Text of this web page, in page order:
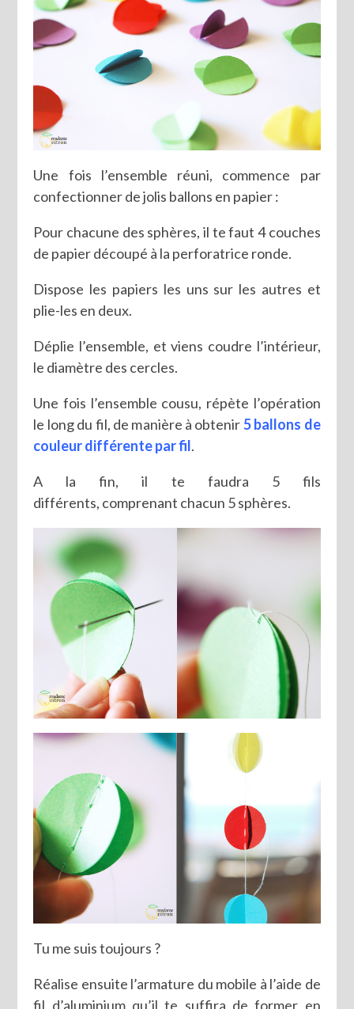
Une fois l’ensemble réuni, commence par
confectionner de jolis ballons en papier :
Pour chacune des sphères, il te faut 4 couches
de papier découpé à la perforatrice ronde.
Dispose les papiers les uns sur les autres et
plie-les en deux.
Déplie l’ensemble, et viens coudre l’intérieur,
le diamètre des cercles.
Une fois l’ensemble cousu, répète l’opération
le long du fil, de manière à obtenir5 ballons de
couleur différente par fil.
A la fin, il te faudra 5 fils
différents, comprenant chacun 5 sphères.
Tu me suis toujours ?
Réalise ensuite l’armature du mobile à l’aide de
fil d’aluminium qu’il te suffira de former en